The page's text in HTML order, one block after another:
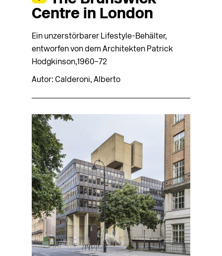
Centre in London
Ein unzerstörbarer Lifestyle-Behälter,
entworfen von dem Architekten Patrick
Hodgkinson,1960–72
Autor: Calderoni, Alberto